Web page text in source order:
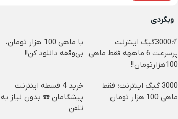
وبگردی
☄️3000گیگ اینترنت
پرسرعت 6 ماههه فقط ماهی
100هزارتومان!!
با ماهی 100 هزار تومان،
بی‌وقفه دانلود کن!!
3000 گیگ اینترنت؛ فقط
ماهی 100 هزار تومان
خرید 4 قسطه اینترنت
پیشگامان ☎️ بدون نیاز به
تلفن